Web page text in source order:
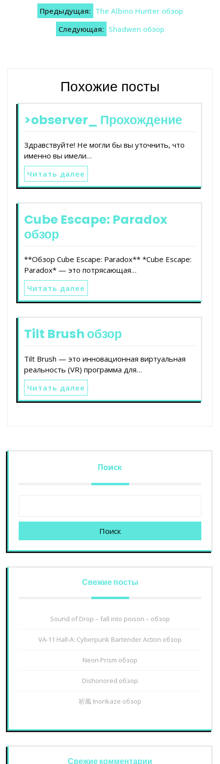
Навигация
записям
Предыдущая: The Albino Hunter обзор
Следующая: Shadwen обзор
Похожие посты
>observer_ Прохождение
Здравствуйте! Не могли бы вы уточнить, что
именно вы имели…
Читать далее
Cube Escape: Paradox
обзор
**Обзор Cube Escape: Paradox** *Cube Escape:
Paradox* — это потрясающая…
Читать далее
Tilt Brush обзор
Tilt Brush — это инновационная виртуальная
реальность (VR) программа для…
Читать далее
Поиск
Поиск
Свежие посты
Sound of Drop – fall into poison – обзор
VA-11 Hall-A: Cyberpunk Bartender Action обзор
Neon Prism обзор
Dishonored обзор
祈風 Inorikaze обзор
Свежие комментарии